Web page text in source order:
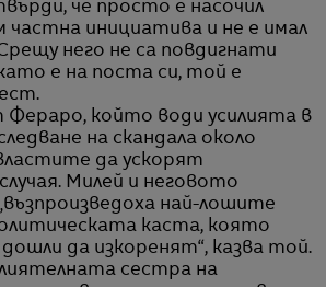
че просто е насочил
частна инициатива и не е имал
него не са повдигнати
е на поста си, той е
който води усилията в
на скандала около
да ускорят
Милей и неговото
най-лошите
каста, която
да изкоренят“, казва той.
сестра на